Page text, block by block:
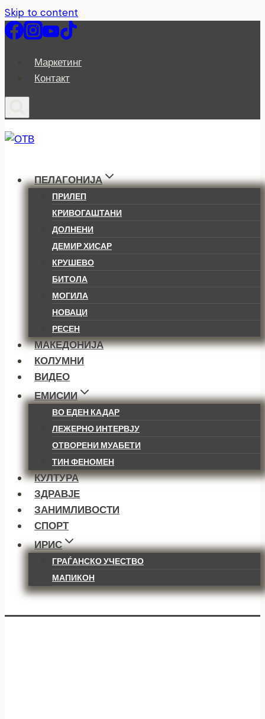
Skip to content
Маркетинг
Контакт
ПЕЛАГОНИЈА
ПРИЛЕП
КРИВОГАШТАНИ
ДОЛНЕНИ
ДЕМИР ХИСАР
КРУШЕВО
БИТОЛА
МОГИЛА
НОВАЦИ
РЕСЕН
МАКЕДОНИЈА
КОЛУМНИ
ВИДЕО
ЕМИСИИ
ВО ЕДЕН КАДАР
ЛЕЖЕРНО ИНТЕРВЈУ
ОТВОРЕНИ МУАБЕТИ
ТИН ФЕНОМЕН
КУЛТУРА
ЗДРАВЈЕ
ЗАНИМЛИВОСТИ
СПОРТ
ИРИС
ГРАЃАНСКО УЧЕСТВО
МАПИКОН